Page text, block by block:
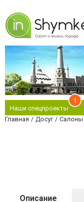
Наши спецпроекты
1
Главная Досуг Салоны
Описание